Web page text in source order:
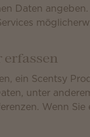
Daten
erfassen
ein Scentsy
unter
Wenn